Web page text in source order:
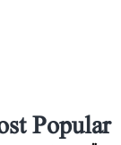
Popular